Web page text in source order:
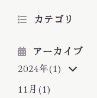
プライバ
TEL
カテゴリ
アーカイブ
2024年(1)
11月(1)